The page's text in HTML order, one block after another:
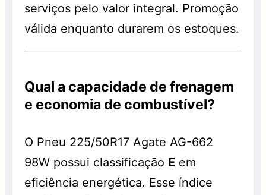
serviços pelo valor integral. Promoção
válida enquanto durarem os estoques.
Qual a capacidade de frenagem
e economia de combustível?
O Pneu 225/50R17 Agate AG-662
98W possui classificação E em
eficiência energética. Esse índice